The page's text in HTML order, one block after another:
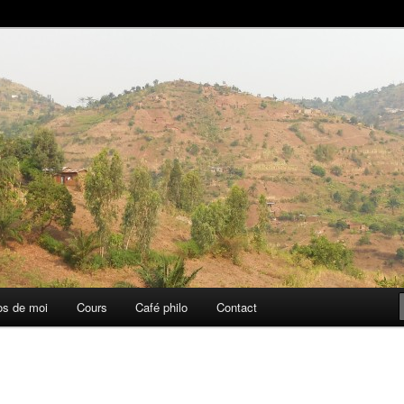
de moi Cours Café philo Contact